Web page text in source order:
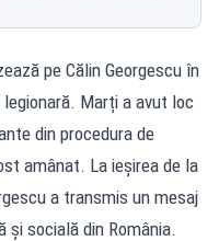
pe Călin Georgescu în
Marți a avut loc
din procedura de
amânat. La ieșirea de la
a transmis un mesaj
socială din România.